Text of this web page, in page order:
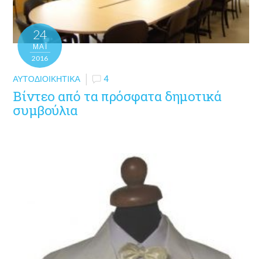
24
ΜΑΪ́
2016
ΑΥΤΟΔΙΟΙΚΗΤΙΚΆ 4
Βίντεο από τα πρόσφατα δημοτικά
συμβούλια